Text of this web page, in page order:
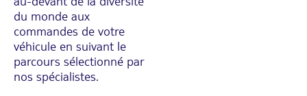
du monde aux
commandes de votre
véhicule en suivant le
parcours sélectionné par
nos spécialistes.